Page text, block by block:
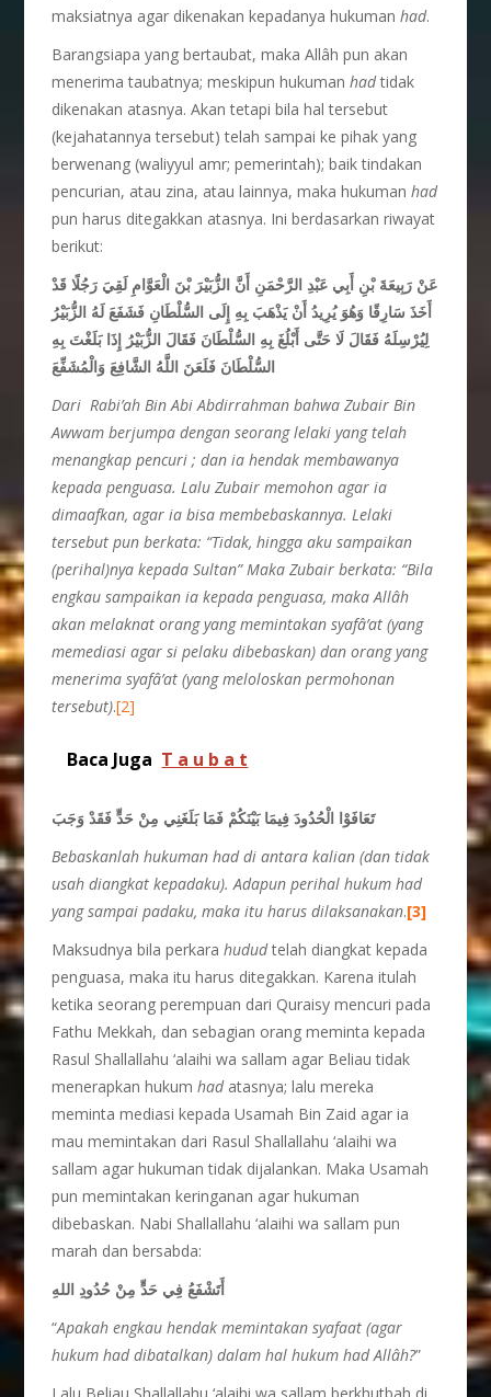
maksiatnya agar dikenakan kepadanya hukumanhad.
Barangsiapa yang bertaubat, maka Allâh pun akan
menerima taubatnya; meskipun hukumanhadtidak
dikenakan atasnya. Akan tetapi bila hal tersebut
(kejahatannya tersebut) telah sampai ke pihak yang
berwenang (waliyyul amr; pemerintah); baik tindakan
pencurian, atau zina, atau lainnya, maka hukumanhad
pun harus ditegakkan atasnya. Ini berdasarkan riwayat
berikut:
عَنْ رَبِيعَةَ بْنِ أَبِي عَبْدِ الرَّحْمَنِ أَنَّ الزُّبَيْرَ بْنَ الْعَوَّامِ لَقِيَ رَجُلًا قَدْ
أَخَذَ سَارِقًا وَهُوَ يُرِيدُ أَنْ يَذْهَبَ بِهِ إِلَى السُّلْطَانِ فَشَفَعَ لَهُ الزُّبَيْرُ
لِيُرْسِلَهُ فَقَالَ لَا حَتَّى أَبْلُغَ بِهِ السُّلْطَانَ فَقَالَ الزُّبَيْرُ إِذَا بَلَغْتَ بِهِ
السُّلْطَانَ فَلَعَنَ اللَّهُ الشَّافِعَ وَالْمُشَفِّعَ
Dari Rabi’ah Bin Abi Abdirrahman bahwa Zubair Bin
Awwam berjumpa dengan seorang lelaki yang telah
menangkap pencuri ; dan ia hendak membawanya
kepada penguasa. Lalu Zubair memohon agar ia
dimaafkan, agar ia bisa membebaskannya. Lelaki
tersebut pun berkata: “Tidak, hingga aku sampaikan
(perihal)nya kepada Sultan” Maka Zubair berkata: “Bila
engkau sampaikan ia kepada penguasa, maka Allâh
akan melaknat orang yang memintakan syafâ’at (yang
memediasi agar si pelaku dibebaskan) dan orang yang
menerima syafâ’at (yang meloloskan permohonan
tersebut).[2]
Baca Juga T a u b a t
تَعَافَوْا الْحُدُودَ فِيمَا بَيْنَكُمْ فَمَا بَلَغَنِي مِنْ حَدٍّ فَقَدْ وَجَبَ
Bebaskanlah hukuman had di antara kalian (dan tidak
usah diangkat kepadaku). Adapun perihal hukum had
yang sampai padaku, maka itu harus dilaksanakan.[3]
Maksudnya bila perkarahududtelah diangkat kepada
penguasa, maka itu harus ditegakkan. Karena itulah
ketika seorang perempuan dari Quraisy mencuri pada
Fathu Mekkah, dan sebagian orang meminta kepada
Rasul Shallallahu ‘alaihi wa sallam agar Beliau tidak
menerapkan hukumhadatasnya; lalu mereka
meminta mediasi kepada Usamah Bin Zaid agar ia
mau memintakan dari Rasul Shallallahu ‘alaihi wa
sallam agar hukuman tidak dijalankan. Maka Usamah
pun memintakan keringanan agar hukuman
dibebaskan. Nabi Shallallahu ‘alaihi wa sallam pun
marah dan bersabda:
أَتَشْفَعُ فِي حَدٍّ مِنْ حُدُودِ اللهِ
“Apakah engkau hendak memintakan syafaat (agar
hukum had dibatalkan) dalam hal hukum had Allâh?”